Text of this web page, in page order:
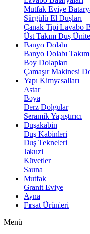
Mutfak Eviye
Sürgülü El Duşları
Çanak Tipi Lavabo
Üst Takım Duş
Banyo Dolabı
Banyo Dolabı
Boy Dolapları
Çamaşır Makinesi
Yapı Kimyasalları
Astar
Boya
Derz Dolgular
Seramik Yapıştırıcı
Duşakabin
Duş Kabinleri
Duş Tekneleri
Jakuzi
Küvetler
Sauna
Mutfak
Granit Eviye
Ayna
Fırsat Ürünleri
Menü